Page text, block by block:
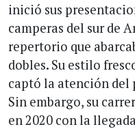
inició sus
camperas del sur de
repertorio que
dobles. Su estilo
captó la atención del
Sin embargo, su
en 2020 con la